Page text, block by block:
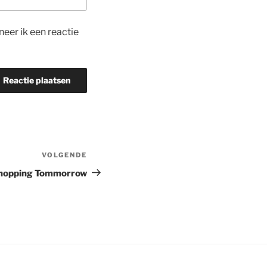
ik een reactie
bericht
VOLGENDE
Tommorrow